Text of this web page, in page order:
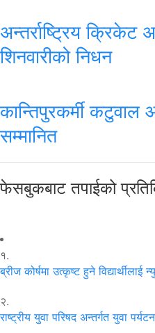
अन्तर्राष्ट्रिय क्रिकेट
शिनवारीको निधन
कान्तिपुरकर्मी
सम्मानित
फेसबुकबाट तपाईको
१.
ब्रीज कोर्षमा उत्कृष्ट हुने विद्यार्थीलाई
२.
राष्ट्रीय युवा परिषद अन्तर्गत युवा